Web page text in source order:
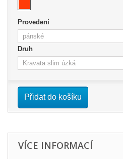
Provedení
Druh
Přidat do košíku
VÍCE INFORMACÍ